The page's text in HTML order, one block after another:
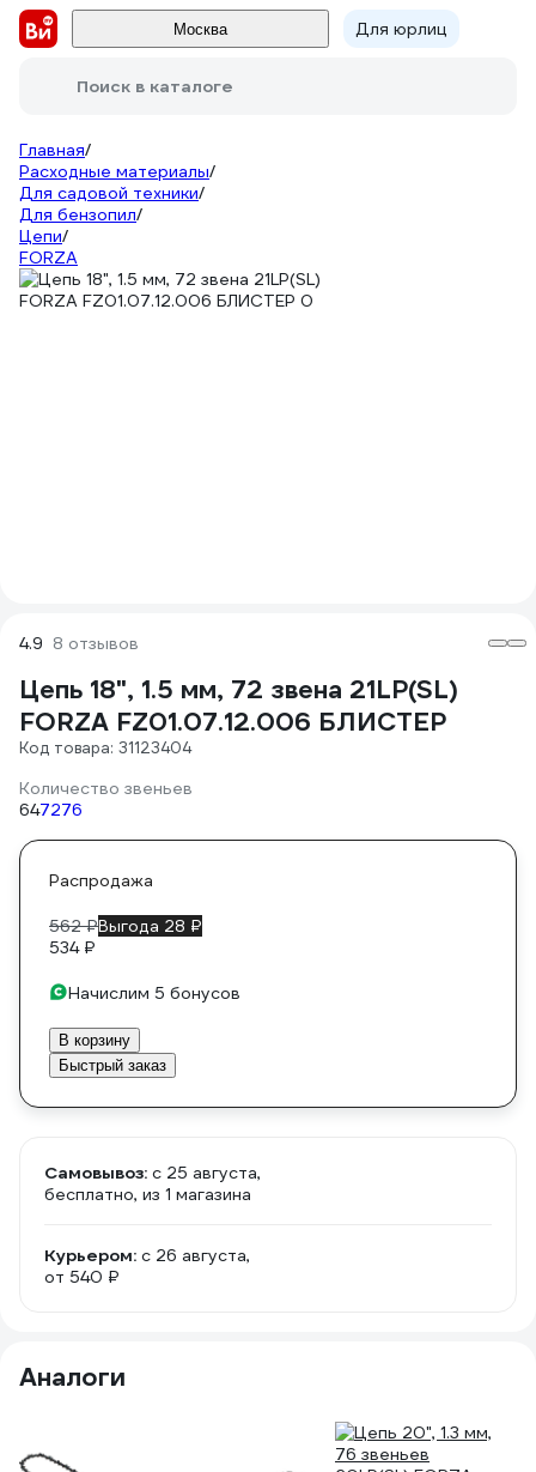
Москва Для юрлиц
Поиск в каталоге
Главная/
Расходные материалы/
Для садовой техники/
Для бензопил/
Цепи/
FORZA
4.9 8 отзывов
Цепь 18", 1.5 мм, 72 звена 21LP(SL)
FORZA FZ01.07.12.006 БЛИСТЕР
Код товара: 31123404
Количество звеньев
647276
Распродажа
562 ₽Выгода 28 ₽
534 ₽
Начислим 5 бонусов
В корзину
Быстрый заказ
Самовывоз: c 25 августа,
бесплатно, из 1 магазина
Курьером: c 26 августа,
от 540 ₽
Аналоги